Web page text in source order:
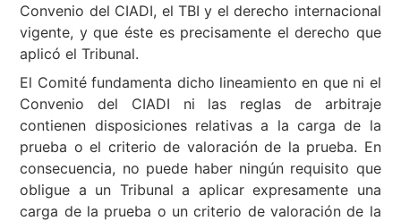
Convenio del CIADI, el TBI y el derecho internacional
vigente, y que éste es precisamente el derecho que
aplicó el Tribunal.
El Comité fundamenta dicho lineamiento en que ni el
Convenio del CIADI ni las reglas de arbitraje
contienen disposiciones relativas a la carga de la
prueba o el criterio de valoración de la prueba. En
consecuencia, no puede haber ningún requisito que
obligue a un Tribunal a aplicar expresamente una
carga de la prueba o un criterio de valoración de la